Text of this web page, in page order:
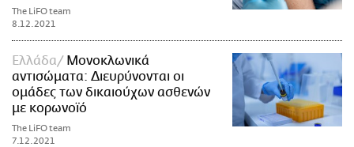
The LiFO team
8.12.2021
Ελλάδα
Μονοκλωνικά
αντισώματα: Διευρύνονται οι
ομάδες των δικαιούχων ασθενών
με κορωνοϊό
The LiFO team
7.12.2021